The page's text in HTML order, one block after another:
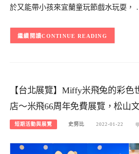
於又能帶小孩來宜蘭童玩節戲水玩耍，
CONTINUE READING
【台北展覽】Miffy米飛兔的彩色
店～米飛66周年免費展覽，松山
短期活動與展覽 史努比 2022-01-22